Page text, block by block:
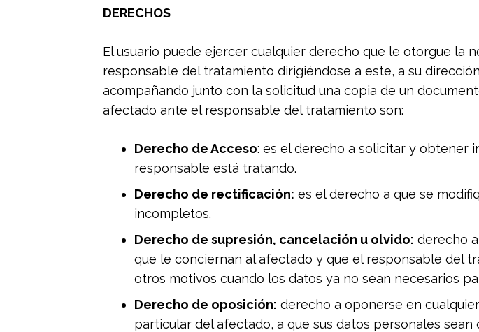
DERECHOS
El usuario puede ejercer cualquier derecho que le otorgue la
responsable del tratamiento dirigiéndose a este, a su
acompañando junto con la solicitud una copia de un
afectado ante el responsable del tratamiento son:
Derecho de Acceso: es el derecho a solicitar y obtener
responsable está tratando.
Derecho de rectificación: es el derecho a que se
incompletos.
Derecho de supresión, cancelación u olvido: derecho
que le conciernan al afectado y que el responsable del
otros motivos cuando los datos ya no sean necesarios
Derecho de oposición: derecho a oponerse en
particular del afectado, a que sus datos personales